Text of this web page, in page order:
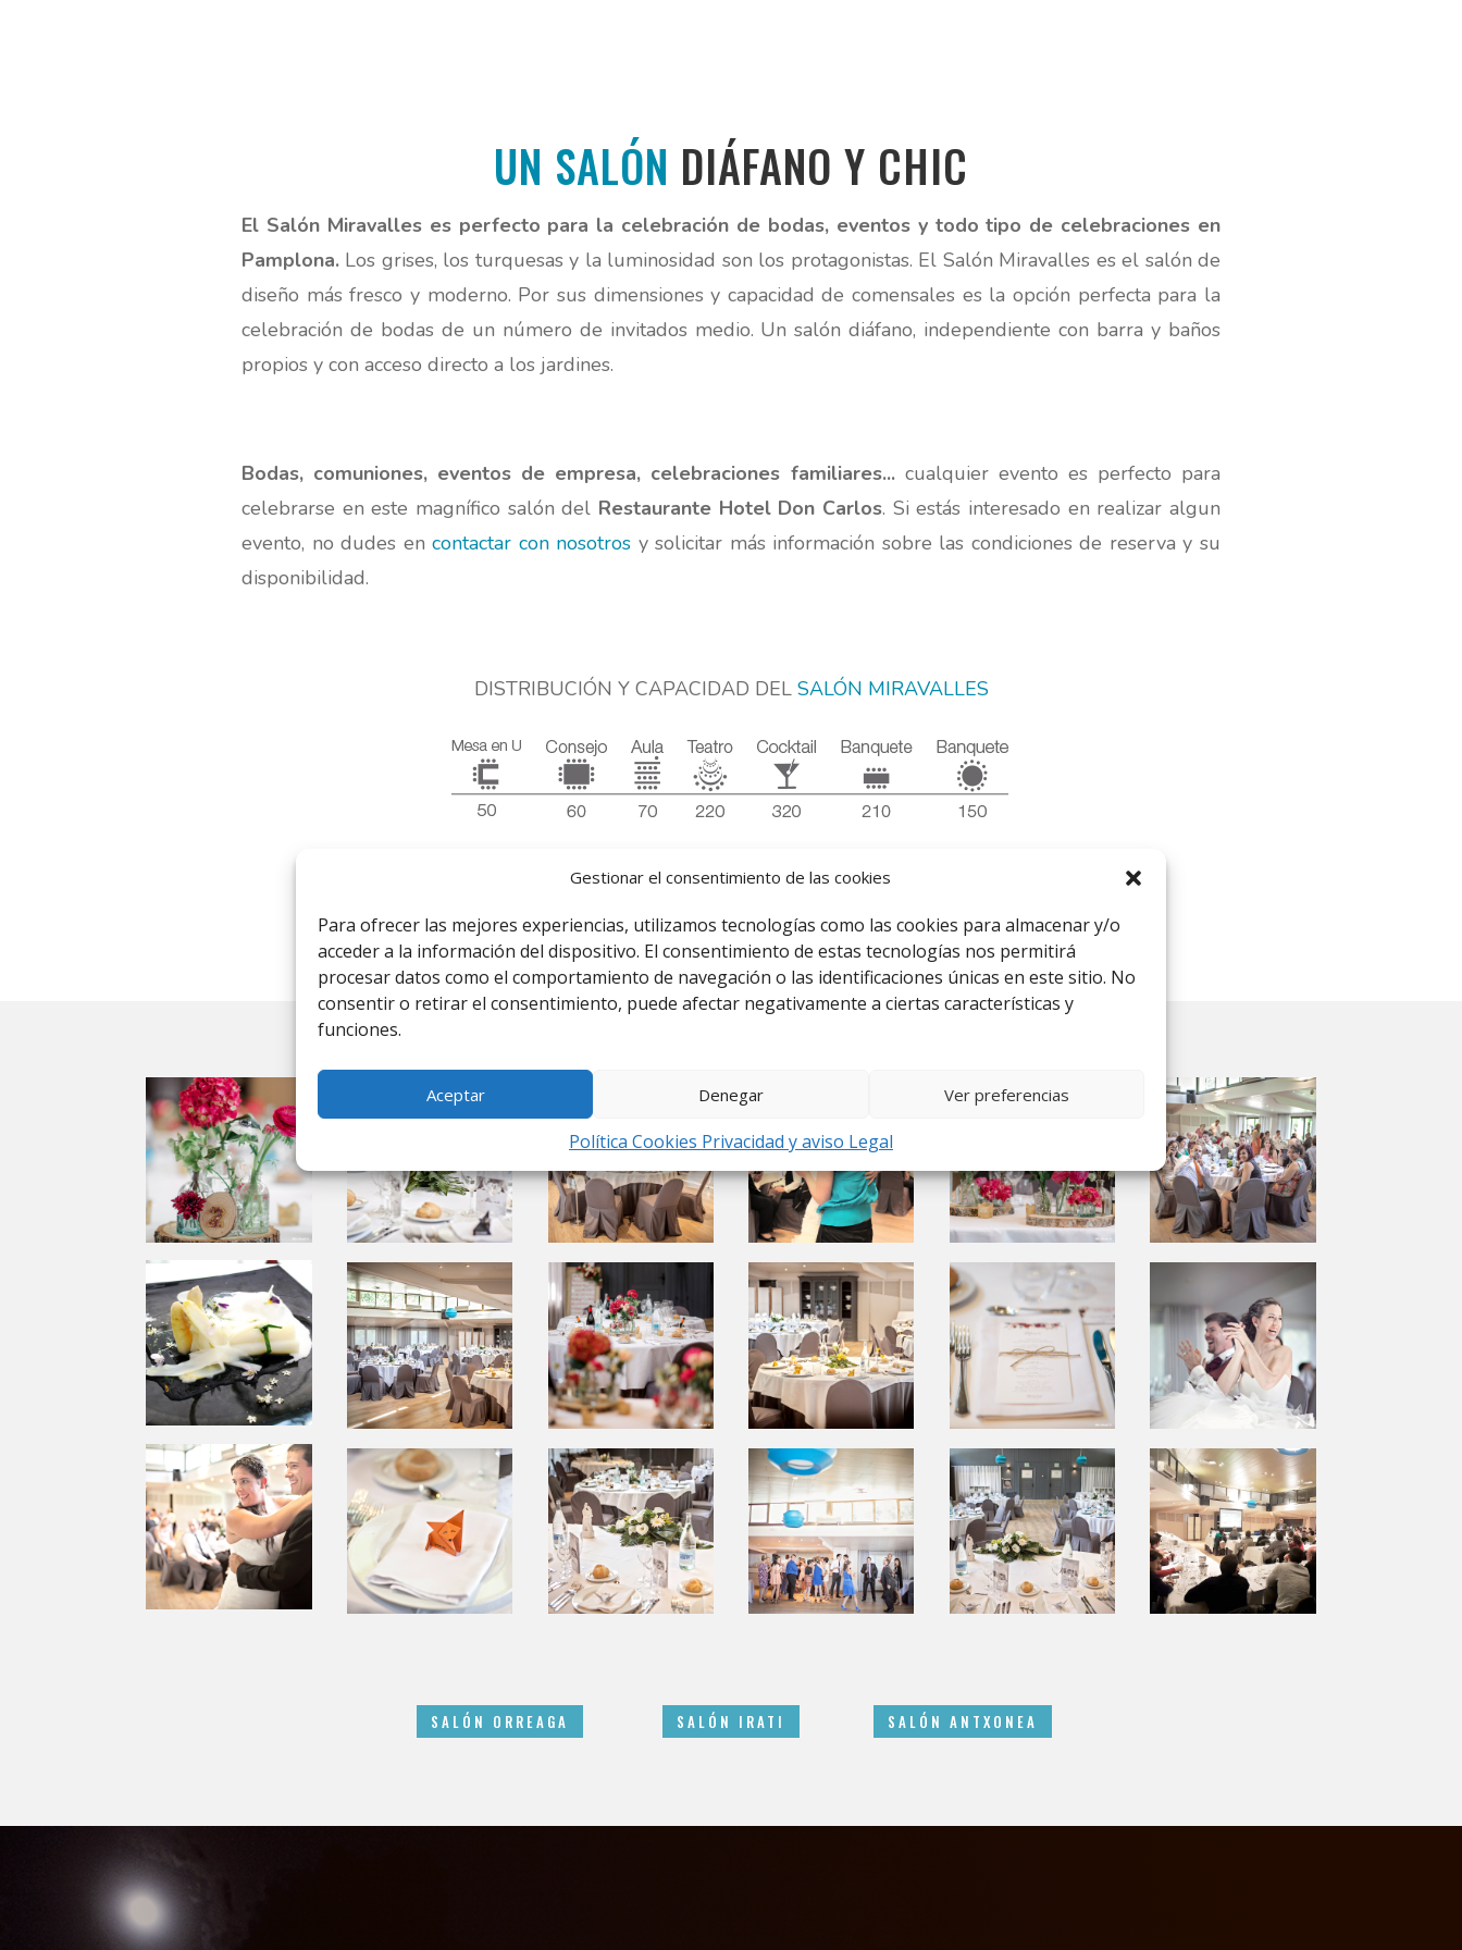
Gestionar el consentimiento de las cookies
Para ofrecer las mejores experiencias, utilizamos tecnologías como las cookies para almacenar y/o
acceder a la información del dispositivo. El consentimiento de estas tecnologías nos permitirá
procesar datos como el comportamiento de navegación o las identificaciones únicas en este sitio. No
consentir o retirar el consentimiento, puede afectar negativamente a ciertas características y
funciones.
Aceptar Denegar Ver preferencias
Política Cookies Privacidad y aviso Legal
UN SALÓN DIÁFANO Y CHIC
El Salón Miravalles es perfecto para la celebración de bodas, eventos y todo tipo de celebraciones en
Pamplona. Los grises, los turquesas y la luminosidad son los protagonistas. El Salón Miravalles es el salón de
diseño más fresco y moderno. Por sus dimensiones y capacidad de comensales es la opción perfecta para la
celebración de bodas de un número de invitados medio. Un salón diáfano, independiente con barra y baños
propios y con acceso directo a los jardines.
Bodas, comuniones, eventos de empresa, celebraciones familiares... cualquier evento es perfecto para
celebrarse en este magnífico salón del Restaurante Hotel Don Carlos. Si estás interesado en realizar algun
evento, no dudes encontactar con nosotros y solicitar más información sobre las condiciones de reserva y su
disponibilidad.
DISTRIBUCIÓN Y CAPACIDAD DEL SALÓN MIRAVALLES
TABLA COMPARATIVA SALONES
SALÓN ORREAGA SALÓN IRATI SALÓN ANTXONEA